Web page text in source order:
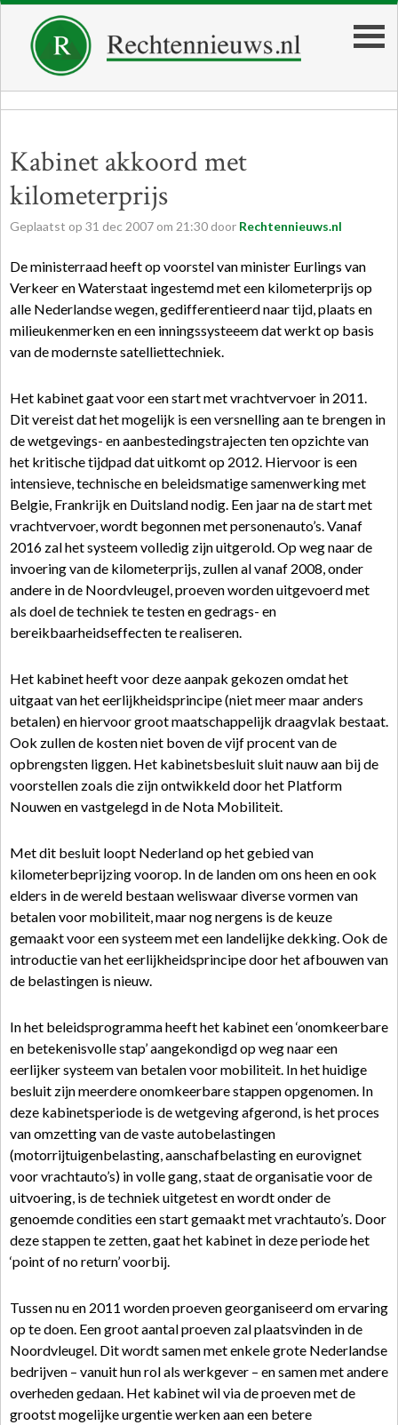
Kabinet akkoord met
kilometerprijs
Geplaatst op 31 dec 2007 om 21:30 door Rechtennieuws.nl
De ministerraad heeft op voorstel van minister Eurlings van
Verkeer en Waterstaat ingestemd met een kilometerprijs op
alle Nederlandse wegen, gedifferentieerd naar tijd, plaats en
milieukenmerken en een inningssysteeem dat werkt op basis
van de modernste satelliettechniek.
Het kabinet gaat voor een start met vrachtvervoer in 2011.
Dit vereist dat het mogelijk is een versnelling aan te brengen in
de wetgevings- en aanbestedingstrajecten ten opzichte van
het kritische tijdpad dat uitkomt op 2012. Hiervoor is een
intensieve, technische en beleidsmatige samenwerking met
Belgie, Frankrijk en Duitsland nodig. Een jaar na de start met
vrachtvervoer, wordt begonnen met personenauto’s. Vanaf
2016 zal het systeem volledig zijn uitgerold. Op weg naar de
invoering van de kilometerprijs, zullen al vanaf 2008, onder
andere in de Noordvleugel, proeven worden uitgevoerd met
als doel de techniek te testen en gedrags- en
bereikbaarheidseffecten te realiseren.
Het kabinet heeft voor deze aanpak gekozen omdat het
uitgaat van het eerlijkheidsprincipe (niet meer maar anders
betalen) en hiervoor groot maatschappelijk draagvlak bestaat.
Ook zullen de kosten niet boven de vijf procent van de
opbrengsten liggen. Het kabinetsbesluit sluit nauw aan bij de
voorstellen zoals die zijn ontwikkeld door het Platform
Nouwen en vastgelegd in de Nota Mobiliteit.
Met dit besluit loopt Nederland op het gebied van
kilometerbeprijzing voorop. In de landen om ons heen en ook
elders in de wereld bestaan weliswaar diverse vormen van
betalen voor mobiliteit, maar nog nergens is de keuze
gemaakt voor een systeem met een landelijke dekking. Ook de
introductie van het eerlijkheidsprincipe door het afbouwen van
de belastingen is nieuw.
In het beleidsprogramma heeft het kabinet een ‘onomkeerbare
en betekenisvolle stap’ aangekondigd op weg naar een
eerlijker systeem van betalen voor mobiliteit. In het huidige
besluit zijn meerdere onomkeerbare stappen opgenomen. In
deze kabinetsperiode is de wetgeving afgerond, is het proces
van omzetting van de vaste autobelastingen
(motorrijtuigenbelasting, aanschafbelasting en eurovignet
voor vrachtauto’s) in volle gang, staat de organisatie voor de
uitvoering, is de techniek uitgetest en wordt onder de
genoemde condities een start gemaakt met vrachtauto’s. Door
deze stappen te zetten, gaat het kabinet in deze periode het
‘point of no return’ voorbij.
Tussen nu en 2011 worden proeven georganiseerd om ervaring
op te doen. Een groot aantal proeven zal plaatsvinden in de
Noordvleugel. Dit wordt samen met enkele grote Nederlandse
bedrijven – vanuit hun rol als werkgever – en samen met andere
overheden gedaan. Het kabinet wil via de proeven met de
grootst mogelijke urgentie werken aan een betere